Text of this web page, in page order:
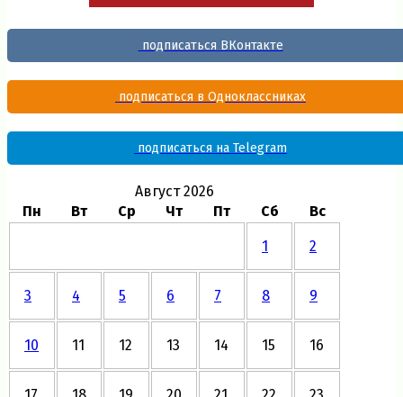
подписаться ВКонтакте
подписаться в Одноклассниках
подписаться на Telegram
Август 2026
Пн
Вт Ср Чт Пт Сб Вс
1 2
3 4 5 6 7 8 9
10 11 12 13 14 15 16